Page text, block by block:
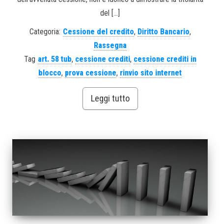
del […]
Categoria: Cessione del credito, Diritto Bancario,
Rassegna
Tag art. 58 tub, cessione crediti, cessione crediti in
blocco, prova cessione, rinvio sito internet
Leggi tutto